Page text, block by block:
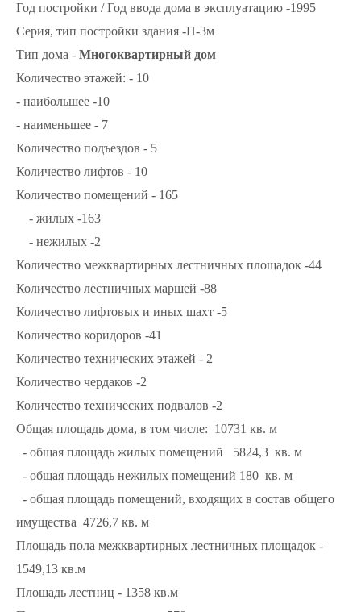
Год постройки / Год ввода дома в эксплуатацию -1995
Серия, тип постройки здания -П-3м
Тип дома - Многоквартирный дом
Количество этажей: - 10
- наибольшее -10
- наименьшее - 7
Количество подъездов - 5
Количество лифтов - 10
Количество помещений - 165
- жилых -163
- нежилых -2
Количество межквартирных лестничных площадок -44
Количество лестничных маршей -88
Количество лифтовых и иных шахт -5
Количество коридоров -41
Количество технических этажей - 2
Количество чердаков -2
Количество технических подвалов -2
Общая площадь дома, в том числе: 10731 кв. м
- общая площадь жилых помещений 5824,3 кв. м
- общая площадь нежилых помещений 180 кв. м
- общая площадь помещений, входящих в состав общего
имущества 4726,7 кв. м
Площадь пола межквартирных лестничных площадок -
1549,13 кв.м
Площадь лестниц - 1358 кв.м